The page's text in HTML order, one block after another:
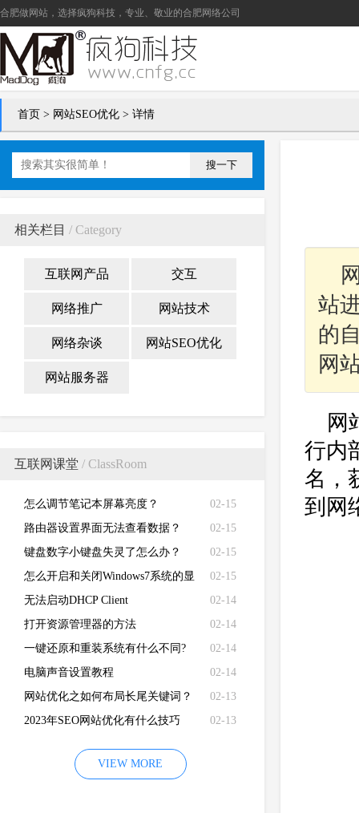
合肥做网站 ，选择疯狗科技，专业、敬业的合肥网络公司
首页 > 网站SEO优化 > 详情
搜一下
相关栏目 / Category
互联网产品 交互
网络推广 网站技术
网络杂谈 网站SEO优化
网站服务器
互联网课堂 / ClassRoom
02-15
怎么调节笔记本屏幕亮度？
02-15
路由器设置界面无法查看数据？
02-15
键盘数字小键盘失灵了怎么办？
02-15
怎么开启和关闭Windows7系统的显
卡硬件加速功能
02-14
无法启动DHCP Client
02-14
打开资源管理器的方法
02-14
一键还原和重装系统有什么不同?
02-14
电脑声音设置教程
02-13
网站优化之如何布局长尾关键词？
02-13
2023年SEO网站优化有什么技巧
VIEW MORE
站
的
网
网
行内
名，
到网